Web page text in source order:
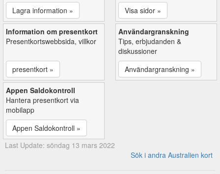
Lagra information »
Visa sidor »
Information om presentkort
Presentkortswebbsida, villkor
presentkort »
Användargranskning
Tips, erbjudanden &
diskussioner
Användargranskning »
Appen Saldokontroll
Hantera presentkort via
mobilapp
Appen Saldokontroll »
Last Update: söndag 13 mars 2022
Sök i andra Australien kort